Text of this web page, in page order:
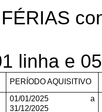
linha e
PERÍODO AQUISITIVO
01/01/2025 a
31/12/2025